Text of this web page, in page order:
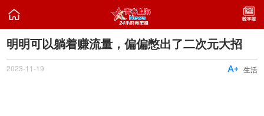

明明可以躺着赚流量，偏偏憋出了二次元大招
2023-11-19 生活
